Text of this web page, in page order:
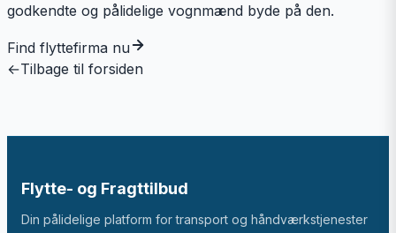
godkendte og pålidelige vognmænd byde på den.
Find flyttefirma nu
←Tilbage til forsiden
Flytte- og Fragttilbud
Din pålidelige platform for transport og håndværkstjenester